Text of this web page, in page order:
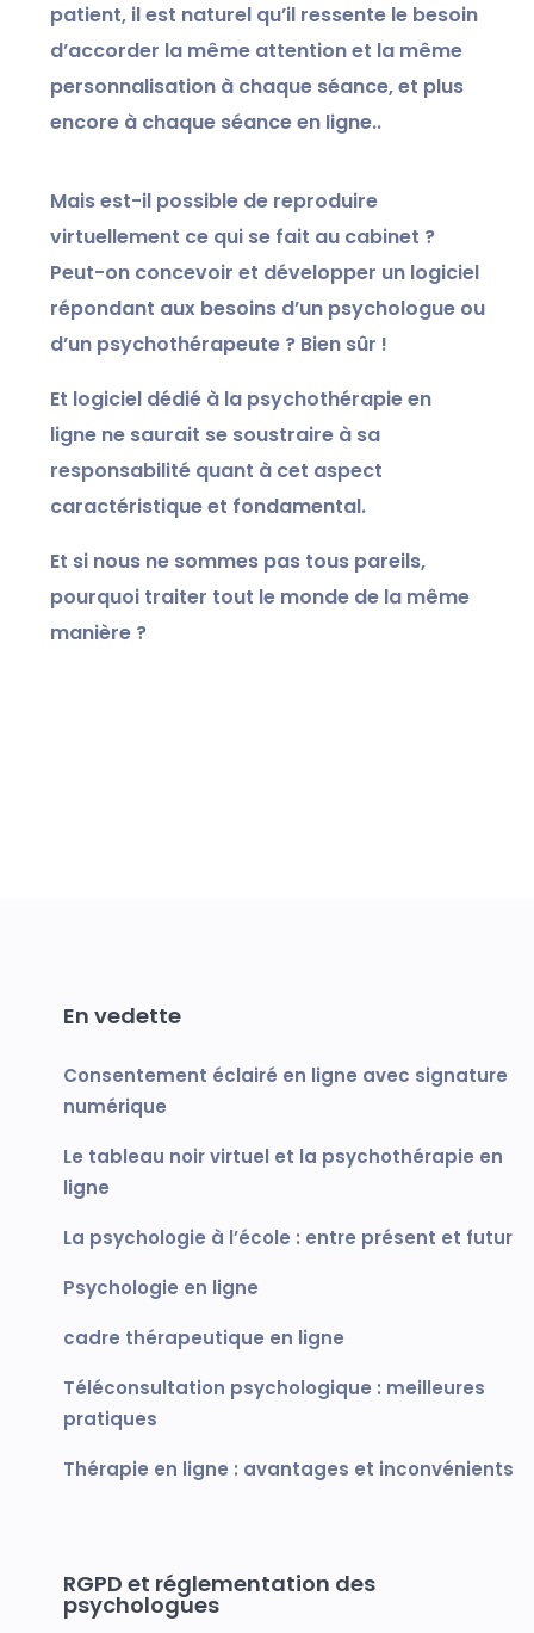
patient, il est naturel qu’il ressente le besoin
d’accorder la même attention et la même
personnalisation à chaque séance, et plus
encore à chaque séance en ligne..
Mais est-il possible de reproduire
virtuellement ce qui se fait au cabinet ?
Peut-on concevoir et développer un logiciel
répondant aux besoins d’un psychologue ou
d’un psychothérapeute ? Bien sûr !
Et logiciel dédié à la psychothérapie en
ligne ne saurait se soustraire à sa
responsabilité quant à cet aspect
caractéristique et fondamental.
Et si nous ne sommes pas tous pareils,
pourquoi traiter tout le monde de la même
manière ?
En vedette
Consentement éclairé en ligne avec signature
numérique
Le tableau noir virtuel et la psychothérapie en
ligne
La psychologie à l’école : entre présent et futur
Psychologie en ligne
cadre thérapeutique en ligne
Téléconsultation psychologique : meilleures
pratiques
Thérapie en ligne : avantages et inconvénients
RGPD et réglementation des
psychologues